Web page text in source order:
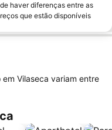
haver diferenças entre as
que estão disponíveis
Vilaseca variam entre